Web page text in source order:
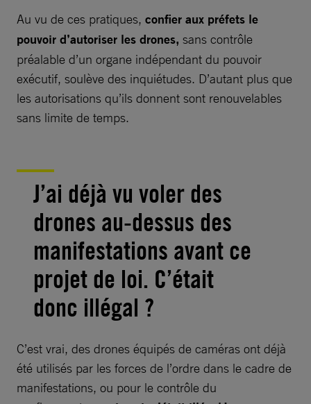
Au vu de ces pratiques, confier aux préfets le
pouvoir d’autoriser les drones, sans contrôle
préalable d’un organe indépendant du pouvoir
exécutif, soulève des inquiétudes. D’autant plus que
les autorisations qu’ils donnent sont renouvelables
sans limite de temps.
J’ai déjà vu voler des
drones au-dessus des
manifestations avant ce
projet de loi. C’était
donc illégal ?
C’est vrai, des drones équipés de caméras ont déjà
été utilisés par les forces de l’ordre dans le cadre de
manifestations, ou pour le contrôle du